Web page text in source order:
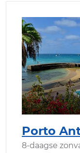
Porto
8-daagse